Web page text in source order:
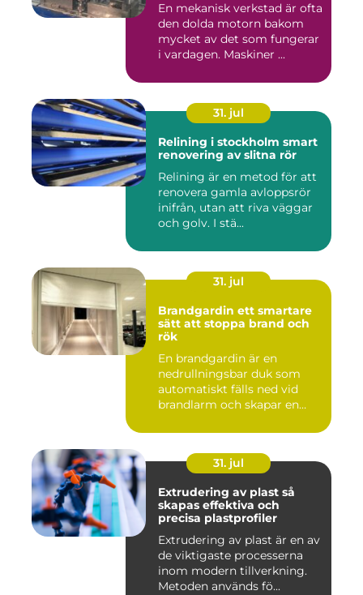
En mekanisk verkstad är ofta
den dolda motorn bakom
mycket av det som fungerar
i vardagen. Maskiner ...
31. jul
Relining i stockholm smart
renovering av slitna rör
Relining är en metod för att
renovera gamla avloppsrör
inifrån, utan att riva väggar
och golv. I stä...
31. jul
Brandgardin ett smartare
sätt att stoppa brand och
rök
En brandgardin är en
nedrullningsbar duk som
automatiskt fälls ned vid
brandlarm och skapar en
31. jul
Extrudering av plast så
skapas effektiva och
precisa plastprofiler
Extrudering av plast är en av
de viktigaste processerna
inom modern tillverkning.
Metoden används fö...